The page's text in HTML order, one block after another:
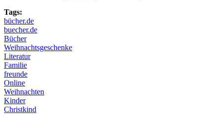
Tags:
bücher.de
buecher.de
Bücher
Weihnachtsgeschenke
Literatur
Familie
freunde
Online
Weihnachten
Kinder
Christkind